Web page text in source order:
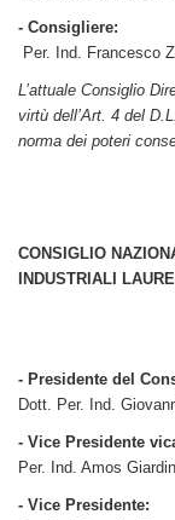
- Consigliere:
Per. Ind. Francesco
L’attuale Consiglio
virtù dell’Art. 4 del
norma dei poteri
CONSIGLIO
INDUSTRIALI
- Presidente del
Dott. Per. Ind.
- Vice Presidente
Per. Ind. Amos
- Vice Presidente: